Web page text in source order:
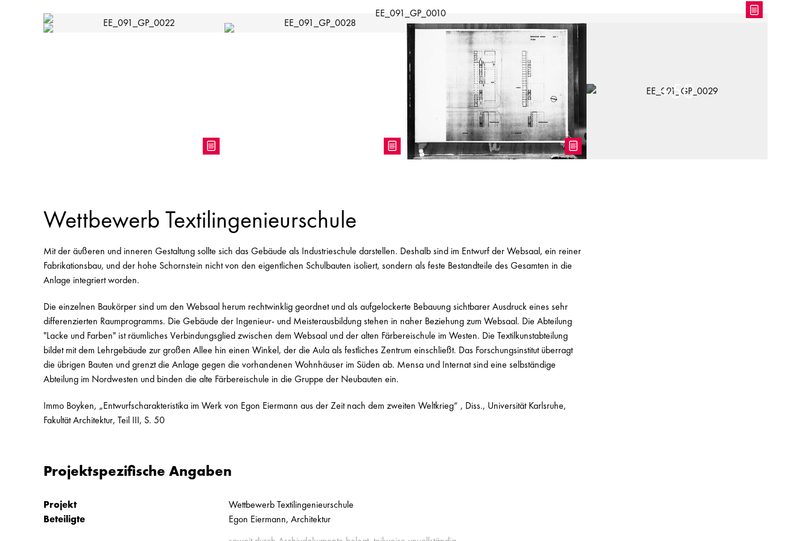
+50
Wettbewerb Textilingenieurschule
Mit der äußeren und inneren Gestaltung sollte sich das Gebäude als Industrieschule darstellen. Deshalb sind im Entwurf der Websaal, ein reiner
Fabrikationsbau, und der hohe Schornstein nicht von den eigentlichen Schulbauten isoliert, sondern als feste Bestandteile des Gesamten in die
Anlage integriert worden.
Die einzelnen Baukörper sind um den Websaal herum rechtwinklig geordnet und als aufgelockerte Bebauung sichtbarer Ausdruck eines sehr
differenzierten Raumprogramms. Die Gebäude der Ingenieur- und Meisterausbildung stehen in naher Beziehung zum Websaal. Die Abteilung
"Lacke und Farben" ist räumliches Verbindungsglied zwischen dem Websaal und der alten Färbereischule im Westen. Die Textilkunstabteilung
bildet mit dem Lehrgebäude zur großen Allee hin einen Winkel, der die Aula als festliches Zentrum einschließt. Das Forschungsinstitut überragt
die übrigen Bauten und grenzt die Anlage gegen die vorhandenen Wohnhäuser im Süden ab. Mensa und Internat sind eine selbständige
Abteilung im Nordwesten und binden die alte Färbereischule in die Gruppe der Neubauten ein.
Immo Boyken, „Entwurfscharakteristika im Werk von Egon Eiermann aus der Zeit nach dem zweiten Weltkrieg“ , Diss., Universität Karlsruhe,
Fakultät Architektur, Teil III, S. 50
Projektspezifische Angaben
Projekt
Wettbewerb Textilingenieurschule
Beteiligte
Egon Eiermann, Architektur